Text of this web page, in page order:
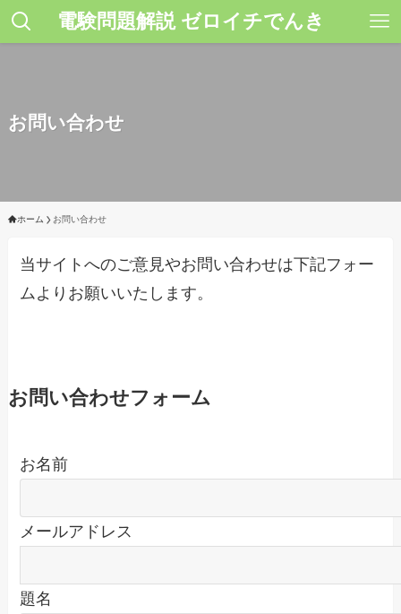
電験問題解説 ゼロイチでんき
お問い合わせ
ホーム お問い合わせ
当サイトへのご意見やお問い合わせは下記フォー
ムよりお願いいたします。
お問い合わせフォーム
お名前
メールアドレス
題名